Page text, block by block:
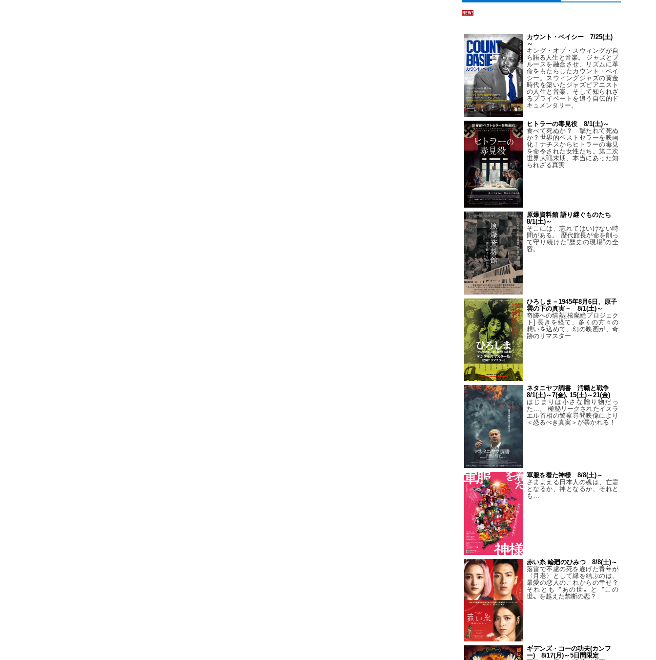
カウント・ベイシー 7/25(土)
～
キング・オブ・スウィングが自
ら語る人生と音楽。 ジャズとブ
ルースを融合させ、リズムに革
命をもたらしたカウント・ベイ
シー。スウィングジャズの黄金
時代を築いたジャズピアニスト
の人生と音楽、そして知られざ
るプライベートを追う自伝的ド
キュメンタリー。
ヒトラーの毒見役 8/1(土)～
食べて死ぬか？ 撃たれて死ぬ
か？世界的ベストセラーを映画
化！ナチスからヒトラーの毒見
を命令された女性たち。第二次
世界大戦末期、本当にあった知
られざる真実
原爆資料館 語り継ぐものたち
8/1(土)～
そこには、忘れてはいけない時
間がある。 歴代館長が命を削っ
て守り続けた”歴史の現場”の全
容。
ひろしま－1945年8月6日、原子
雲の下の真実－ 8/1(土)～
奇跡への情熱[核廃絶プロジェク
ト] 長きを経て、多くの方々の
想いを込めて、幻の映画が、奇
跡のリマスター
ネタニヤフ調書 汚職と戦争
8/1(土)～7(金), 15(土)～21(金)
はじまりは小さな贈り物だっ
た…。 極秘リークされたイスラ
エル首相の警察尋問映像により
＜恐るべき真実＞が暴かれる！
軍服を着た神様 8/8(土)～
さまよえる日本人の魂は、亡霊
となるか、神となるか、それと
も…
赤い糸 輪廻のひみつ 8/8(土)～
落雷で不慮の死を遂げた青年が
〈月老〉として縁を結ぶのは、
最愛の恋人のこれからの幸せ？
それとも〝あの世〟と〝この
世〟を越えた禁断の恋？
ギデンズ・コーの功夫(カンフ
ー) 8/17(月)～5日間限定